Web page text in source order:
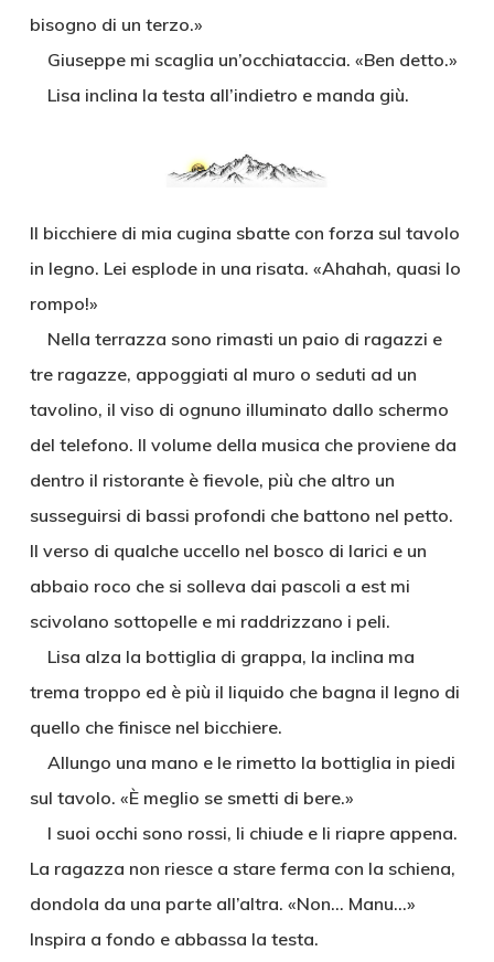
bisogno di un terzo.»
Giuseppe mi scaglia un’occhiataccia. «Ben detto.»
Lisa inclina la testa all’indietro e manda giù.
Il bicchiere di mia cugina sbatte con forza sul tavolo
in legno. Lei esplode in una risata. «Ahahah, quasi lo
rompo!»
Nella terrazza sono rimasti un paio di ragazzi e
tre ragazze, appoggiati al muro o seduti ad un
tavolino, il viso di ognuno illuminato dallo schermo
del telefono. Il volume della musica che proviene da
dentro il ristorante è fievole, più che altro un
susseguirsi di bassi profondi che battono nel petto.
Il verso di qualche uccello nel bosco di larici e un
abbaio roco che si solleva dai pascoli a est mi
scivolano sottopelle e mi raddrizzano i peli.
Lisa alza la bottiglia di grappa, la inclina ma
trema troppo ed è più il liquido che bagna il legno di
quello che finisce nel bicchiere.
Allungo una mano e le rimetto la bottiglia in piedi
sul tavolo. «È meglio se smetti di bere.»
I suoi occhi sono rossi, li chiude e li riapre appena.
La ragazza non riesce a stare ferma con la schiena,
dondola da una parte all’altra. «Non… Manu…»
Inspira a fondo e abbassa la testa.